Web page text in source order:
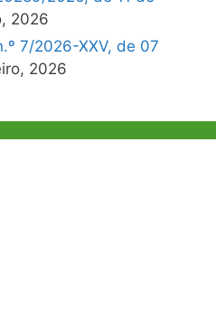
2026
7/2026-XXV, de 07
2026